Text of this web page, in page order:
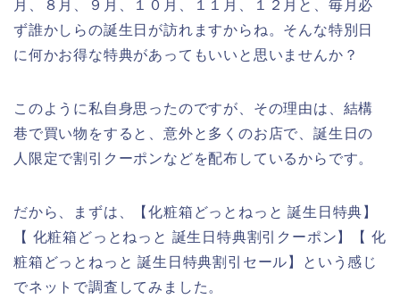
月、８月、９月、１０月、１１月、１２月と、毎月必
ず誰かしらの誕生日が訪れますからね。そんな特別日
に何かお得な特典があってもいいと思いませんか？
このように私自身思ったのですが、その理由は、結構
巷で買い物をすると、意外と多くのお店で、誕生日の
人限定で割引クーポンなどを配布しているからです。
だから、まずは、【化粧箱どっとねっと 誕生日特典】
【 化粧箱どっとねっと 誕生日特典割引クーポン】【 化
粧箱どっとねっと 誕生日特典割引セール】という感じ
でネットで調査してみました。